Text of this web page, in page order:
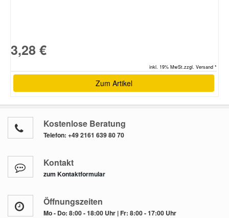
3,28 €
inkl. 19% MwSt.zzgl. Versand *
Zum Artikel
Kostenlose Beratung
Telefon: +49 2161 639 80 70
Kontakt
zum Kontaktformular
Öffnungszeiten
Mo - Do: 8:00 - 18:00 Uhr | Fr: 8:00 - 17:00 Uhr